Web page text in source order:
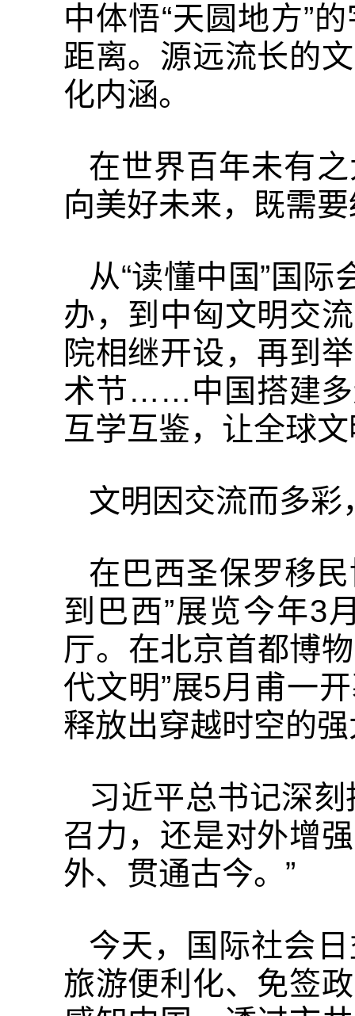
中体悟“天圆地方”
距离。源远流长的
化内涵。
在世界百年未有
向美好未来，既需
从“读懂中国”国
办，到中匈文明交
院相继开设，再到
术节……中国搭建多
互学互鉴，让全球
文明因交流而多
在巴西圣保罗移
到巴西”展览今年3
厅。在北京首都博
代文明”展5月甫一
释放出穿越时空的
习近平总书记深
召力，还是对外增
外、贯通古今。”
今天，国际社会
旅游便利化、免签